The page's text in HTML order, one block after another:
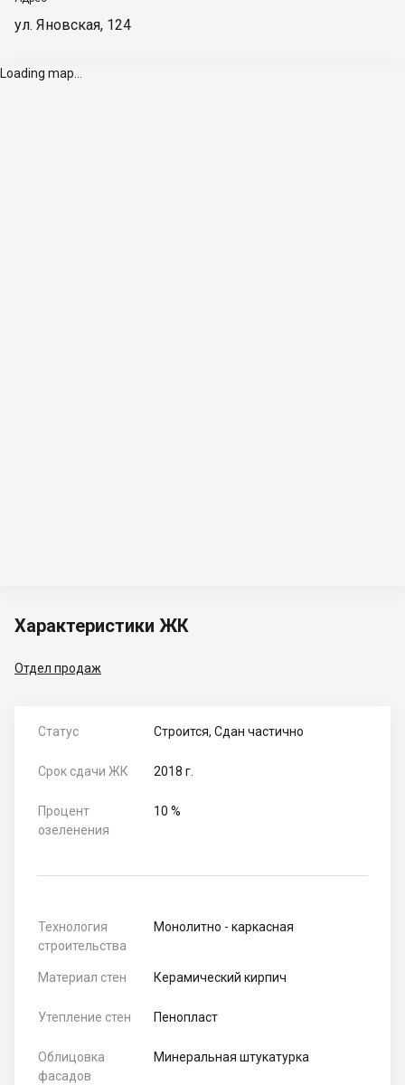
ул. Яновская, 124
Loading map...
Характеристики ЖК
Отдел продаж
Статус Строится, Сдан частично
Срок сдачи ЖК 2018 г.
Процент
озеленения
10 %
Технология
строительства
Монолитно - каркасная
Материал стен Керамический кирпич
Утепление стен Пенопласт
Облицовка
фасадов
Минеральная штукатурка